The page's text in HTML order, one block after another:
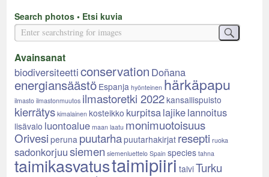
Search photos • Etsi kuvia
Avainsanat
biodiversiteetticonservation Doñana
energiansäästö Espanja hyönteinen härkäpapu
ilmasto ilmastonmuutos ilmastoretki 2022kansallispuisto
kierrätys kimalainen kosteikko kurpitsalajikelannoitus
lisävalo luontoalue maan laatu monimuotoisuus
Orivesi peruna puutarhapuutarhakirjat resepti ruoka
sadonkorjuusiemen siemenluettelo Spain species tahna
taimikasvatustaimipiiri talviTurku